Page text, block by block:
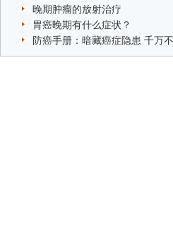
晚期肿瘤的放射治疗
胃癌晚期有什么症状？
防癌手册：暗藏癌症隐患 千万